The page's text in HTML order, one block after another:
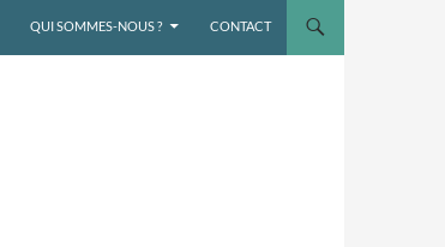
QUI SOMMES-NOUS ? CONTACT